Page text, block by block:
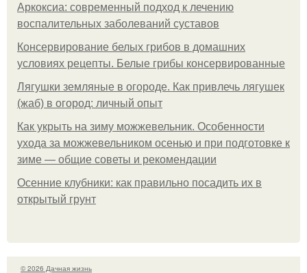
Аркоксиа: современный подход к лечению
воспалительных заболеваний суставов
Консервирование белых грибов в домашних
условиях рецепты. Белые грибы консервированные
Лягушки земляные в огороде. Как привлечь лягушек
(жаб) в огород: личный опыт
Как укрыть на зиму можжевельник. Особенности
ухода за можжевельником осенью и при подготовке к
зиме — общие советы и рекомендации
Осенние клубники: как правильно посадить их в
открытый грунт
© 2026 Дачная жизнь